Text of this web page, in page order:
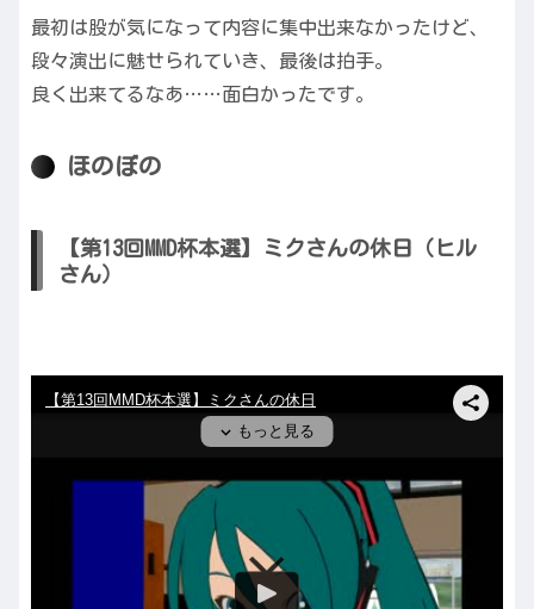
最初は股が気になって内容に集中出来なかったけど、
段々演出に魅せられていき、最後は拍手。
良く出来てるなあ……面白かったです。
ほのぼの
【第13回MMD杯本選】ミクさんの休日（ヒル
さん）